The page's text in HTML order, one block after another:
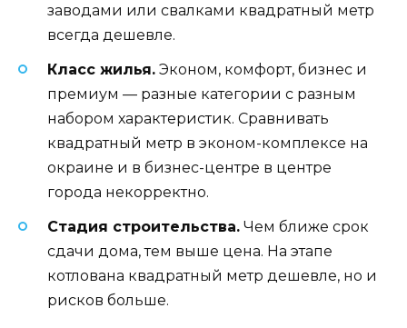
заводами или свалками квадратный метр
всегда дешевле.
Класс жилья. Эконом, комфорт, бизнес и
премиум — разные категории с разным
набором характеристик. Сравнивать
квадратный метр в эконом-комплексе на
окраине и в бизнес-центре в центре
города некорректно.
Стадия строительства. Чем ближе срок
сдачи дома, тем выше цена. На этапе
котлована квадратный метр дешевле, но и
рисков больше.